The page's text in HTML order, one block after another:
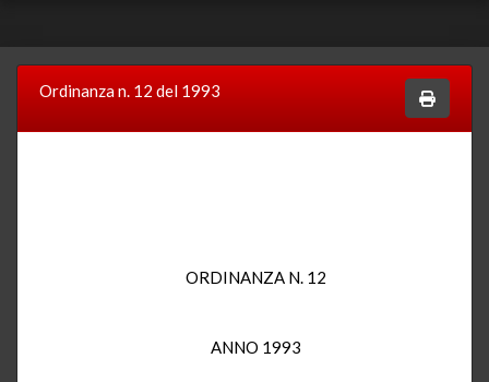
Ordinanza n. 12 del 1993
ORDINANZA N. 12
ANNO 1993